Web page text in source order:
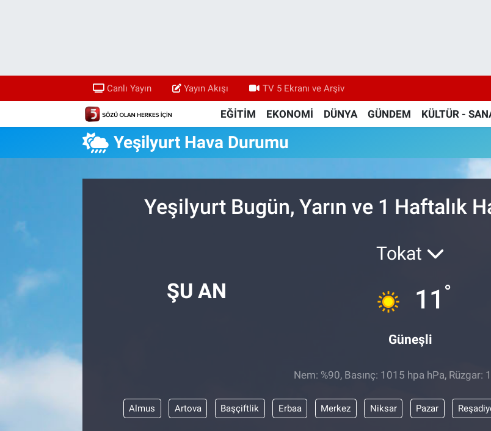
Canlı Yayın Yayın Akışı TV 5 Ekranı ve Arşiv
EĞİTİM EKONOMİ DÜNYA GÜNDEM KÜLTÜR -
Yeşilyurt Hava Durumu
Yeşilyurt Bugün, Yarın ve 1 Haftalık
ŞU AN
Tokat
11 °
Güneşli
Nem: %90, Basınç: 1015 hpa hPa, Rüzgar:
Almus Artova Başçiftlik Erbaa Merkez Niksar Pazar
Yayın Akışı
TV 5 Ekranı ve Arşiv